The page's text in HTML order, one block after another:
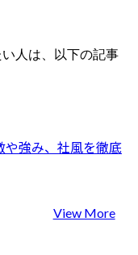
人は、以下の記事
や強み、社風を徹底
View More